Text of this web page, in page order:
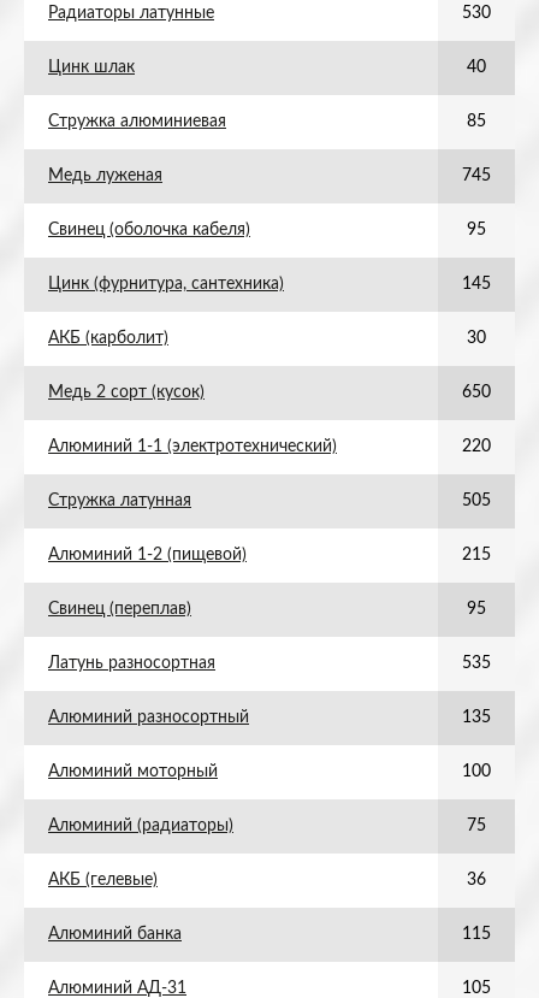
Радиаторы латунные 530
Цинк шлак 40
Стружка алюминиевая 85
Медь луженая 745
Свинец (оболочка кабеля) 95
Цинк (фурнитура, сантехника) 145
АКБ (карболит) 30
Медь 2 сорт (кусок) 650
Алюминий 1-1 (электротехнический) 220
Стружка латунная 505
Алюминий 1-2 (пищевой) 215
Свинец (переплав) 95
Латунь разносортная 535
Алюминий разносортный 135
Алюминий моторный 100
Алюминий (радиаторы) 75
АКБ (гелевые) 36
Алюминий банка 115
Алюминий АД-31 105